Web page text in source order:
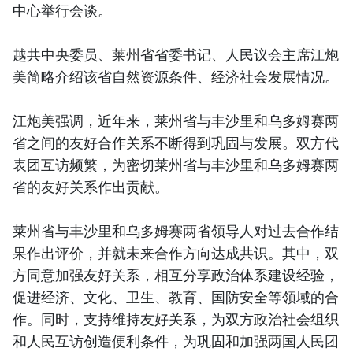
中心举行会谈。
越共中央委员、莱州省省委书记、人民议会主席江炮
美简略介绍该省自然资源条件、经济社会发展情况。
江炮美强调，近年来，莱州省与丰沙里和乌多姆赛两
省之间的友好合作关系不断得到巩固与发展。双方代
表团互访频繁，为密切莱州省与丰沙里和乌多姆赛两
省的友好关系作出贡献。
莱州省与丰沙里和乌多姆赛两省领导人对过去合作结
果作出评价，并就未来合作方向达成共识。其中，双
方同意加强友好关系，相互分享政治体系建设经验，
促进经济、文化、卫生、教育、国防安全等领域的合
作。同时，支持维持友好关系，为双方政治社会组织
和人民互访创造便利条件，为巩固和加强两国人民团